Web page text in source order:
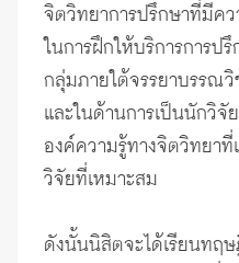
จิตวิทยาการปรึกษาที่มีค
ในการฝึกให้บริการการป
กลุ่มภายใต้จรรยาบรรณ
และในด้านการเป็นนักวิ
องค์ความรู้ทางจิตวิทยาที่
วิจัยที่เหมาะสม
ดังนั้นนิสิตจะได้เรียนทฤ